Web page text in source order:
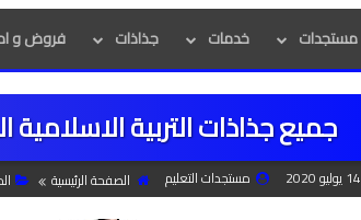
الرئيسية
مستجدات خدمات جذاذات فروض و
جميع جذاذات التربية
مستجدات التعليم الصفحة الرئيسية